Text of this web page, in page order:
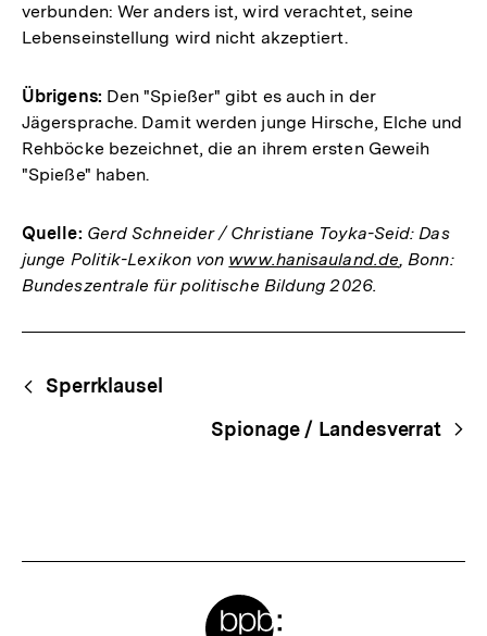
verbunden: Wer anders ist, wird verachtet, seine
Lebenseinstellung wird nicht akzeptiert.
Übrigens: Den "Spießer" gibt es auch in der
Jägersprache. Damit werden junge Hirsche, Elche und
Rehböcke bezeichnet, die an ihrem ersten Geweih
"Spieße" haben.
Quelle: Gerd Schneider / Christiane Toyka-Seid: Das
junge Politik-Lexikon von www.hanisauland.de, Bonn:
Bundeszentrale für politische Bildung 2026.
Begriffsnavigation
Content-
Navigation
Sperrklausel
Spionage / Landesverrat